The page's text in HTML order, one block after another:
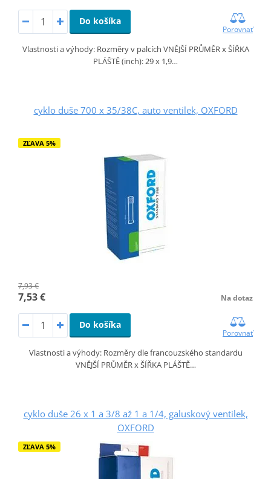
Do košíka
Porovnať
Vlastnosti a výhody: Rozměry v palcích VNĚJŠÍ PRŮMĚR x ŠÍŘKA
PLÁŠTĚ (inch): 29 x 1,9…
cyklo duše 700 x 35/38C, auto ventilek, OXFORD
ZĽAVA 5%
7,93 €
7,53 € Na dotaz
Do košíka
Porovnať
Vlastnosti a výhody: Rozměry dle francouzského standardu
VNĚJŠÍ PRŮMĚR x ŠÍŘKA PLÁŠTĚ…
cyklo duše 26 x 1 a 3/8 až 1 a 1/4, galuskový ventilek,
OXFORD
ZĽAVA 5%